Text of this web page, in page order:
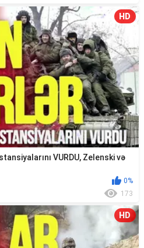
HD
VURDU, Zelenski və
0%
173
HD